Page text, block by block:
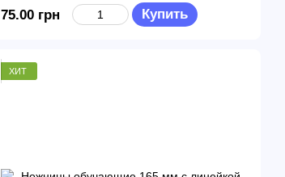
75.00 грн Купить
ХИТ